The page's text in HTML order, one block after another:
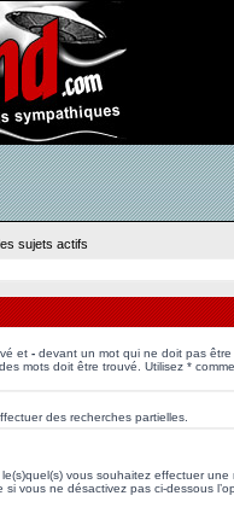
sujets actifs
et - devant un mot qui ne doit pas
mots doit être trouvé. Utilisez *
des recherches partielles.
vous souhaitez effectuer
vous ne désactivez pas ci-dessous